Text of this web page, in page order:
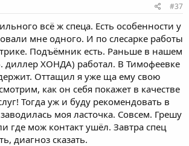
#37
всё ж спеца. Есть особенности у
мне одного. И по слесарке работы
Подъёмник есть. Раньше в нашем
диллер ХОНДА) работал. В Тимофеевке
Оттащил я уже ща ему свою
как он себя покажет в качестве
Тогда уж и буду рекомендовать в
моя ласточка. Совсем. Грешу
где мож контакт ушёл. Завтра спец
диагноз сказать.